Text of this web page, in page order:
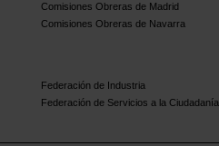
Comisiones Obreras de Madrid
Comisiones Obreras de Navarra
Federación de Industria
Federación de Servicios a la Ciudadanía